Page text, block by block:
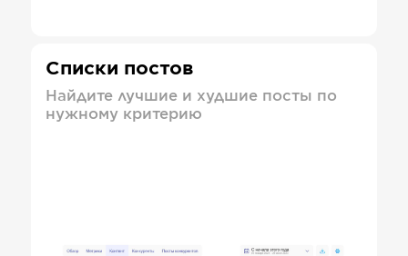
Списки постов
Найдите лучшие и худшие посты по
нужному критерию